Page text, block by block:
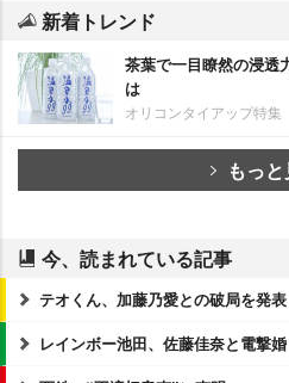
新着トレンド
茶葉で一目瞭然の浸透
は
オリコンタイアップ特集
もっ
今、読まれている記事
テオくん、加藤乃愛との破局を発表
レインボー池田、佐藤佳奈と電撃婚